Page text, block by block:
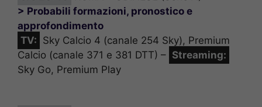
> Probabili formazioni, pronostico e
approfondimento
TV: Sky Calcio 4 (canale 254 Sky), Premium
Calcio (canale 371 e 381 DTT) – Streaming:
Sky Go, Premium Play